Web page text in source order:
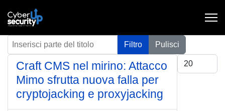
Inserisci parte del titolo Filtro
Pulisci
Visualizza #
Craft CMS nel mirino: Attacco
Mimo sfrutta nuova falla per
cryptojacking e proxyjacking